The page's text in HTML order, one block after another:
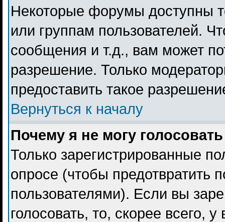
Некоторые форумы доступны
или группам пользователей.
сообщения и т.д., вам может
разрешение. Только
предоставить такое
Вернуться к началу
Почему я не могу
Только зарегистрированные
опросе (чтобы предотвратить
пользователями). Если вы
голосовать, то, скорее всего,